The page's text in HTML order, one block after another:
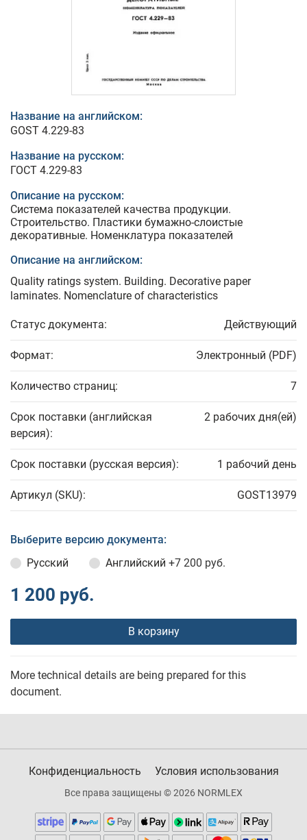
Название на английском:
GOST 4.229-83
Название на русском:
ГОСТ 4.229-83
Описание на русском:
Система показателей качества продукции.
Строительство. Пластики бумажно-слоистые
декоративные. Номенклатура показателей
Описание на английском:
Quality ratings system. Building. Decorative paper
laminates. Nomenclature of characteristics
Статус документа: Действующий
Формат: Электронный (PDF)
Количество страниц: 7
Срок поставки (английская
версия):
2 рабочих дня(ей)
Срок поставки (русская версия): 1 рабочий день
Артикул (SKU): GOST13979
Выберите версию документа:
Русский
Английский +7 200 руб.
1 200 руб.
В корзину
More technical details are being prepared for this
document.
Конфиденциальность Условия использования
Все права защищены © 2026 NORMLEX